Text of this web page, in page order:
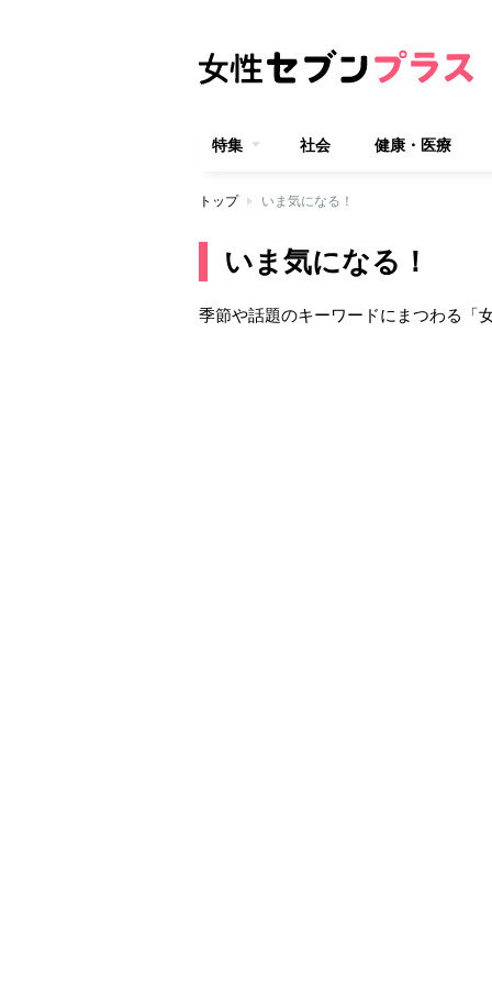
特集 社会 健康・医療
トップ いま気になる！
いま気になる！
季節や話題のキーワードにまつわる「